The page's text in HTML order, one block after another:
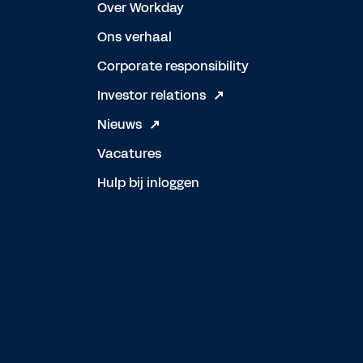
Over Workday
Ons verhaal
Corporate responsibility
Investor relations
Nieuws
Vacatures
Hulp bij inloggen